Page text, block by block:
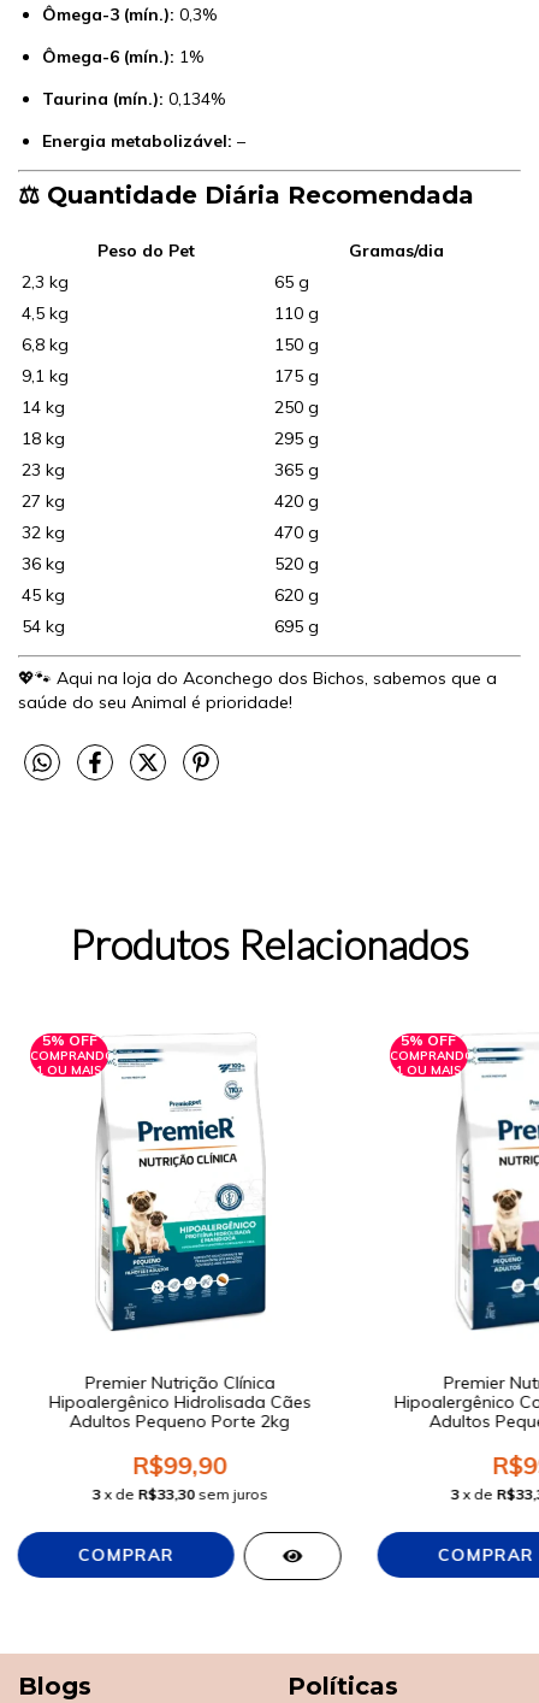
Ômega-3 (mín.): 0,3%
Ômega-6 (mín.): 1%
Taurina (mín.): 0,134%
Energia metabolizável: –
⚖️ Quantidade Diária Recomendada
Peso do Pet
Gramas/dia
2,3 kg
65 g
4,5 kg
110 g
6,8 kg
150 g
9,1 kg
175 g
14 kg
250 g
18 kg
295 g
23 kg
365 g
27 kg
420 g
32 kg
470 g
36 kg
520 g
45 kg
620 g
54 kg
695 g
💖🐾 Aqui na loja do Aconchego dos Bichos, sabemos que a
saúde do seu Animal é prioridade!
Produtos Relacionados
5% OFF
COMPRANDO
1 OU MAIS
Premier Nutrição Clínica
Hipoalergênico Hidrolisada Cães
Adultos Pequeno Porte 2kg
R$99,90
3 x de R$33,30 sem juros
5% OFF
COMPRANDO
1 OU MAIS
Premier
Hipoalergênico
Adultos
3 x de
Blogs Políticas